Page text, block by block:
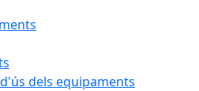
dels equipaments